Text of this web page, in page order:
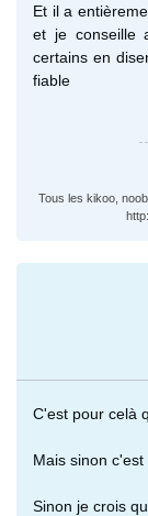
Et il a
et je conseille
certains en
fiable
Tous les kikoo,
C'est pour celà
Mais sinon
Sinon je crois